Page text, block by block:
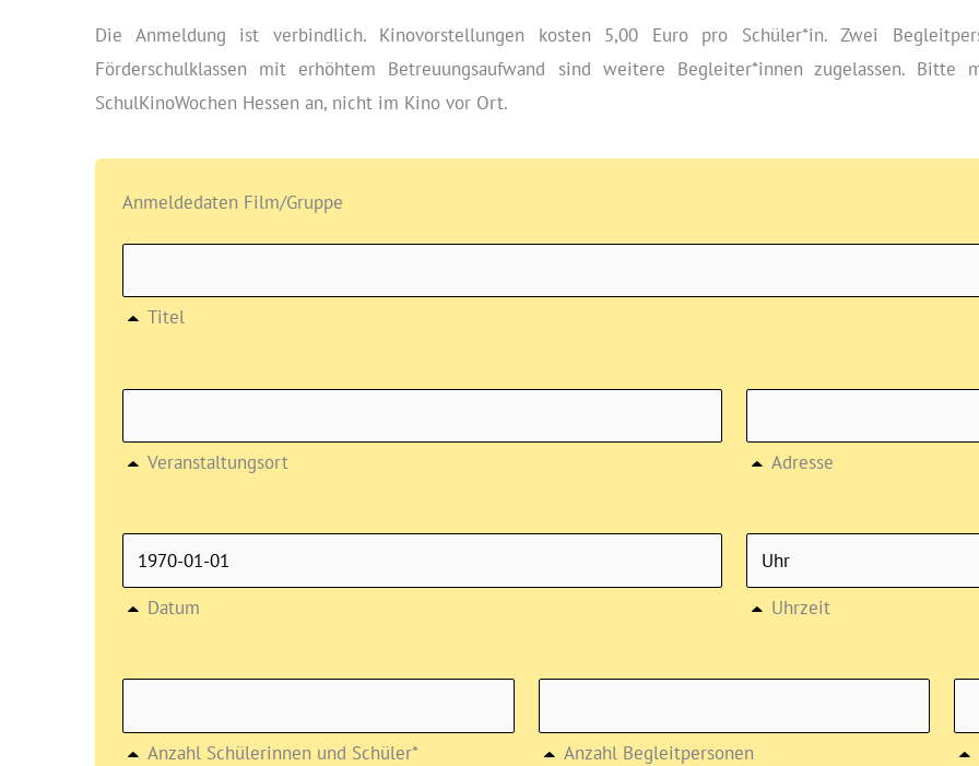
Die Anmeldung ist verbindlich. Kinovorstellungen kosten 5,00 Euro pro Schüler*in. Zwei
Förderschulklassen mit erhöhtem Betreuungsaufwand sind weitere Begleiter*innen zugelassen.
SchulKinoWochen Hessen an, nicht im Kino vor Ort.
Anmeldedaten Film/Gruppe
Titel
Veranstaltungsort Adresse
Datum Uhrzeit
Anzahl Schülerinnen und Schüler*
Anzahl Begleitpersonen